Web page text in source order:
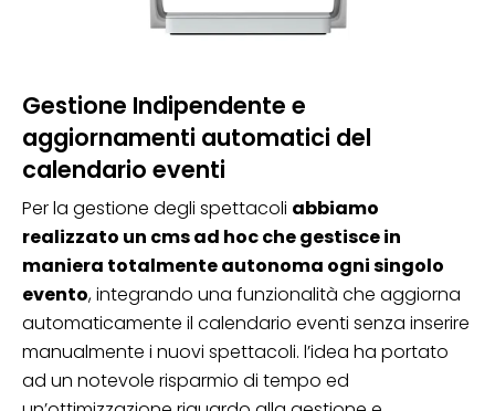
Gestione Indipendente e
aggiornamenti automatici del
calendario eventi
Per la gestione degli spettacoli abbiamo
realizzato un cms ad hoc che gestisce in
maniera totalmente autonoma ogni singolo
evento, integrando una funzionalità che aggiorna
automaticamente il calendario eventi senza inserire
manualmente i nuovi spettacoli. l’idea ha portato
ad un notevole risparmio di tempo ed